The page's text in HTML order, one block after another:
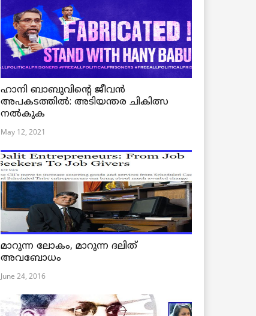
ഹാനി ബാബുവിന്റെ ജീവൻ
അപകടത്തിൽ: അടിയന്തര ചികിത്സ
നൽകുക
May 12, 2021
മാറുന്ന ലോകം, മാറുന്ന ദലിത്
അവബോധം
June 24, 2016